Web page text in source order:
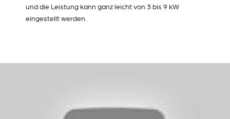
und die Leistung kann ganz leicht von 3 bis 9 kW
eingestellt werden.